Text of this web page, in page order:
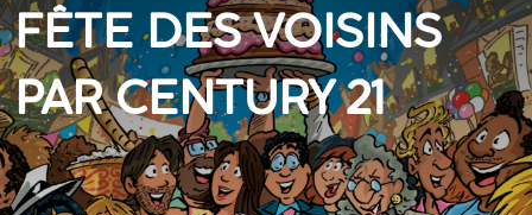
FÊTE DES VOISINS
PAR CENTURY 21